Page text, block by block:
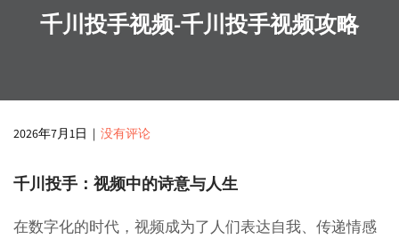
千川投手视频-千川投手视频攻略
2026年7月1日 | 没有评论
千川投手：视频中的诗意与人生
在数字化的时代，视频成为了人们表达自我、传递情感